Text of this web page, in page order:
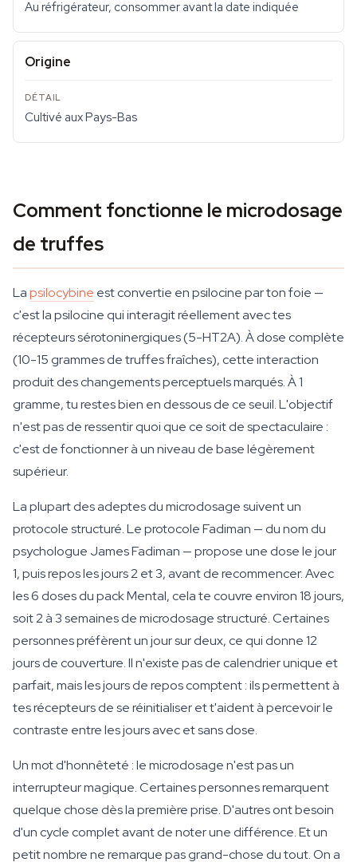
Au réfrigérateur, consommer avant la date indiquée
Origine
Cultivé aux Pays-Bas
Comment fonctionne le microdosage
de truffes
Lapsilocybine est convertie en psilocine par ton foie —
c'est la psilocine qui interagit réellement avec tes
récepteurs sérotoninergiques (5-HT2A). À dose complète
(10-15 grammes de truffes fraîches), cette interaction
produit des changements perceptuels marqués. À 1
gramme, tu restes bien en dessous de ce seuil. L'objectif
n'est pas de ressentir quoi que ce soit de spectaculaire :
c'est de fonctionner à un niveau de base légèrement
supérieur.
La plupart des adeptes du microdosage suivent un
protocole structuré. Le protocole Fadiman — du nom du
psychologue James Fadiman — propose une dose le jour
1, puis repos les jours 2 et 3, avant de recommencer. Avec
les 6 doses du pack Mental, cela te couvre environ 18 jours,
soit 2 à 3 semaines de microdosage structuré. Certaines
personnes préfèrent un jour sur deux, ce qui donne 12
jours de couverture. Il n'existe pas de calendrier unique et
parfait, mais les jours de repos comptent : ils permettent à
tes récepteurs de se réinitialiser et t'aident à percevoir le
contraste entre les jours avec et sans dose.
Un mot d'honnêteté : le microdosage n'est pas un
interrupteur magique. Certaines personnes remarquent
quelque chose dès la première prise. D'autres ont besoin
d'un cycle complet avant de noter une différence. Et un
petit nombre ne remarque pas grand-chose du tout. On a